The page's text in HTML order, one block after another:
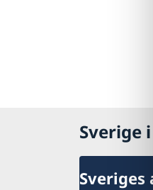
Sverige
Sveriges